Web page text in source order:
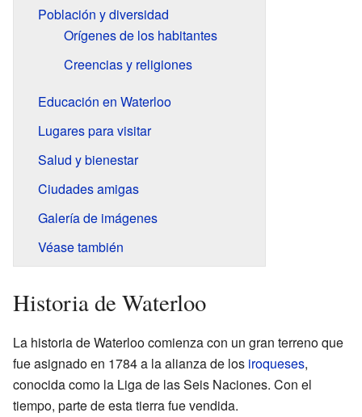
Población y diversidad
Orígenes de los habitantes
Creencias y religiones
Educación en Waterloo
Lugares para visitar
Salud y bienestar
Ciudades amigas
Galería de imágenes
Véase también
Historia de Waterloo
La historia de Waterloo comienza con un gran terreno que
fue asignado en 1784 a la alianza de los iroqueses,
conocida como la Liga de las Seis Naciones. Con el
tiempo, parte de esta tierra fue vendida.